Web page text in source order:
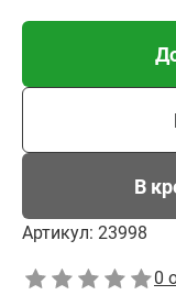
В
Артикул: 23998
0